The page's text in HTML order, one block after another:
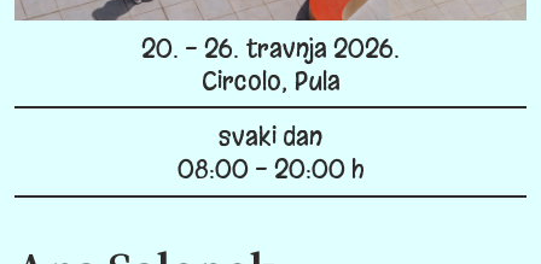
20. - 26. travnja 2026.
Circolo, Pula
svaki dan
08:00 - 20:00 h